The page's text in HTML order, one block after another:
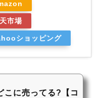
市場
ショッピング
こに売ってる?【コ